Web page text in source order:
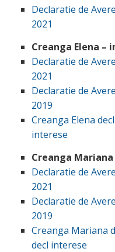
Declaratie de
2021
Creanga Elena –
Declaratie de
2021
Declaratie de
2019
Creanga Elena
interese
Creanga
Declaratie de
2021
Declaratie de
2019
Creanga Mariana
decl interese